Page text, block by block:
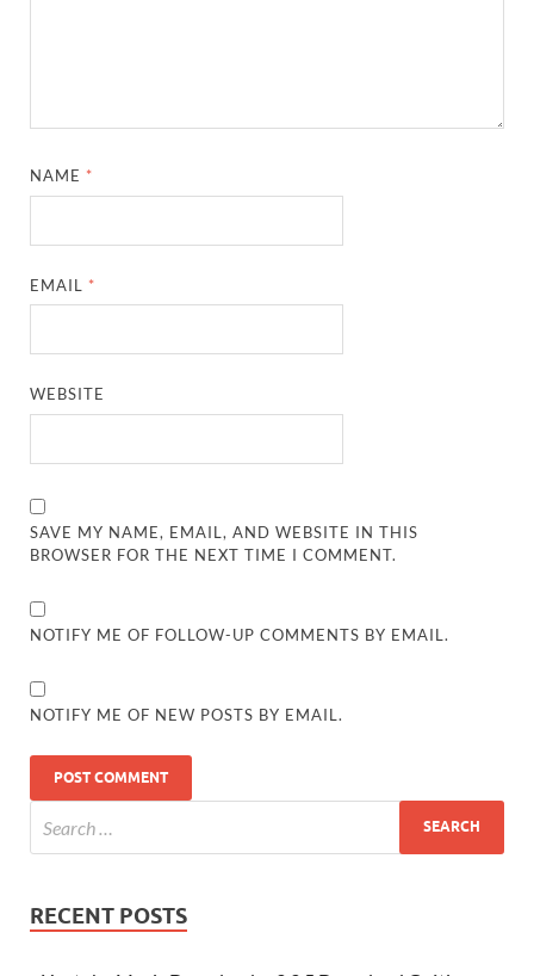
NAME *
EMAIL *
WEBSITE
SAVE MY NAME, EMAIL, AND WEBSITE IN THIS
BROWSER FOR THE NEXT TIME I COMMENT.
NOTIFY ME OF FOLLOW-UP COMMENTS BY EMAIL.
NOTIFY ME OF NEW POSTS BY EMAIL.
RECENT POSTS